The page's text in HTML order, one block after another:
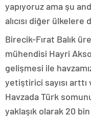
yapıyoruz ama şu
alıcısı diğer ülkelere
Birecik-Fırat Balık
mühendisi Hayri
gelişmesi ile
yetiştirici sayısı arttı
Havzada Türk
yaklaşık olarak 20